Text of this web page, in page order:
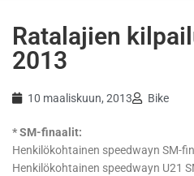
Ratalajien
2013
10 maaliskuun, 2013 Bike
* SM-finaalit:
Henkilökohtainen speedwayn SM-
Henkilökohtainen speedwayn U21